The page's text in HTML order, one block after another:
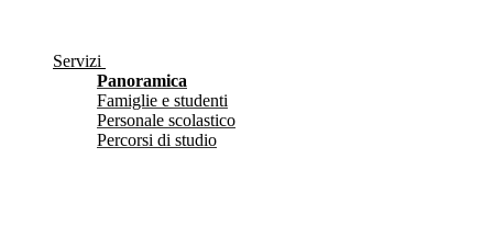
Servizi
Panoramica
Famiglie e studenti
Personale scolastico
Percorsi di studio